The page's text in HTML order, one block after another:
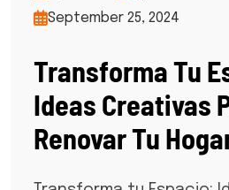
September 25, 2024
Transforma Tu
Ideas Creativas
Renovar Tu